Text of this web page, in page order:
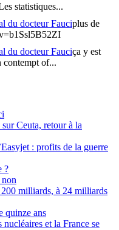
statistiques...
du docteur Fauciplus de
du docteur Fauciça y est
of...
Ceuta, retour à la
: profits de la guerre
?
milliards, à 24 milliards
quinze ans
et la France se